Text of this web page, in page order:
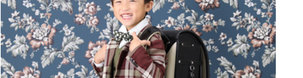
春日井店